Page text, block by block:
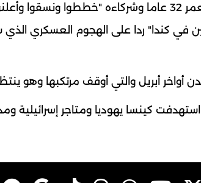
وبحسب السلطات الأميركية، فإن المواطن العراقي البالغ من العمر 32 عاما وشركاءه "خططوا ونسقوا
وهجومين في كندا" ردا على الهجوم العسكري
أبريل والتي أوقف مرتكبها وهو
كينسا يهوديا ومتاجر إسرائيلية